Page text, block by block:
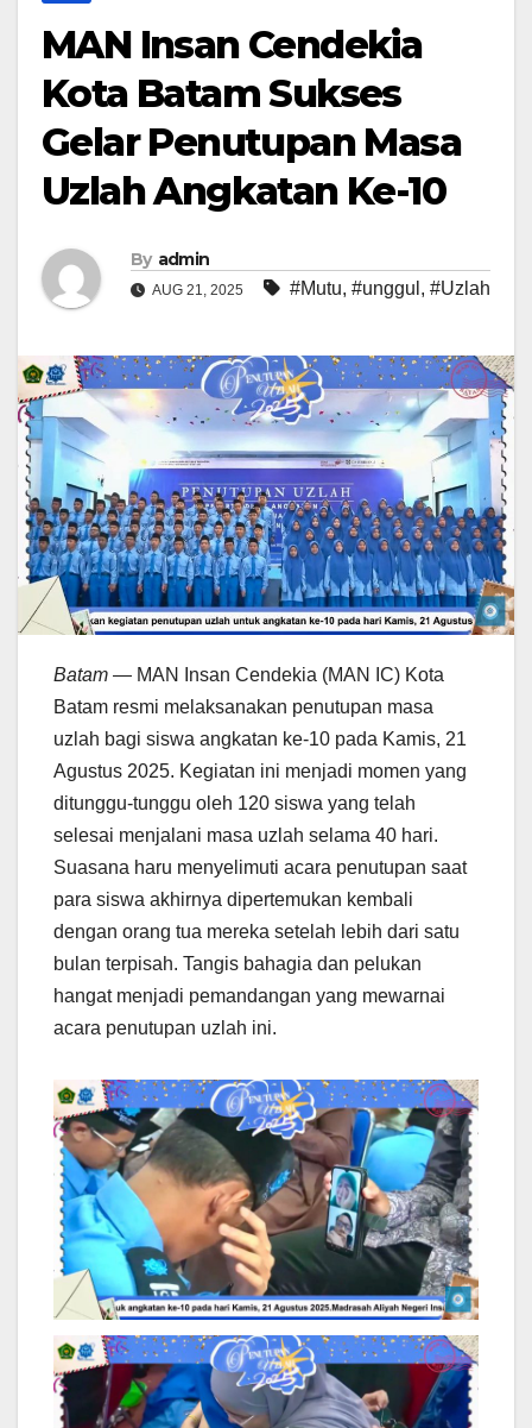
MAN Insan Cendekia
Kota Batam Sukses
Gelar Penutupan Masa
Uzlah Angkatan Ke-10
By admin
AUG 21, 2025 #Mutu, #unggul , #Uzlah
Batam — MAN Insan Cendekia (MAN IC) Kota
Batam resmi melaksanakan penutupan masa
uzlah bagi siswa angkatan ke-10 pada Kamis, 21
Agustus 2025. Kegiatan ini menjadi momen yang
ditunggu-tunggu oleh 120 siswa yang telah
selesai menjalani masa uzlah selama 40 hari.
Suasana haru menyelimuti acara penutupan saat
para siswa akhirnya dipertemukan kembali
dengan orang tua mereka setelah lebih dari satu
bulan terpisah. Tangis bahagia dan pelukan
hangat menjadi pemandangan yang mewarnai
acara penutupan uzlah ini.